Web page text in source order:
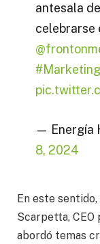
antesala de
celebrarse
#Marketing
— Energía
8, 2024
En este
Scarpetta, CEO
abordó temas